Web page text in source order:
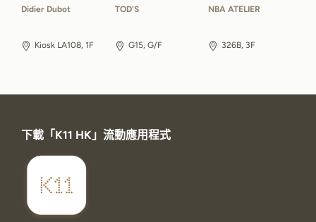
Didier Dubot
Kiosk LA108, 1F
TOD'S
G15, G/F
NBA ATELIER
326B, 3F
下載「K11 HK」流動應用程式